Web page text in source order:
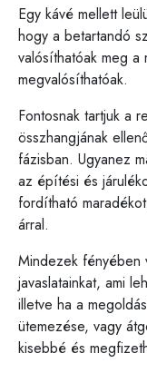
Egy kávé mellett
hogy a betartandó
valósíthatóak meg a
megvalósíthatóak.
Fontosnak tartjuk a
összhangjának
fázisban. Ugyanez
az építési és
fordítható
árral.
Mindezek fényében
javaslatainkat, ami
illetve ha a
ütemezése, vagy
kisebbé és